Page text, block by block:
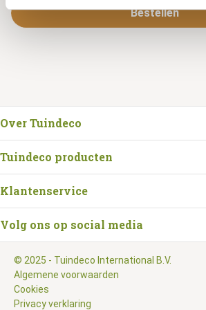
Bestellen
Over Tuindeco
Tuindeco producten
Klantenservice
Volg ons op social media
© 2025 - Tuindeco International B.V.
Algemene voorwaarden
Cookies
Privacy verklaring